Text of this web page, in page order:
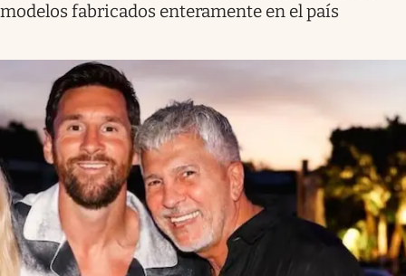
modelos fabricados enteramente en el país